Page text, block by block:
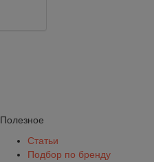
Полезное
Статьи
Подбор по бренду